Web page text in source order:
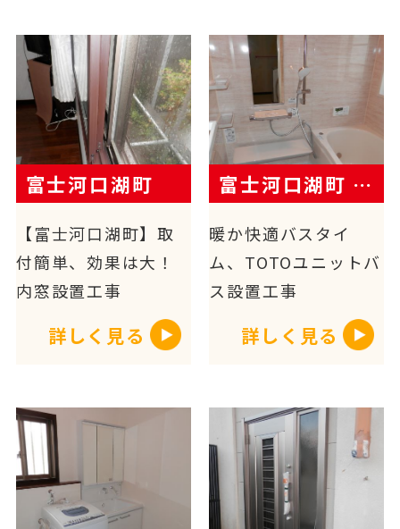
富士河口湖町
【富士河口湖町】取
付簡単、効果は大！
内窓設置工事
詳しく見る
富士河口湖町 N様
暖か快適バスタイ
ム、TOTOユニットバ
ス設置工事
詳しく見る